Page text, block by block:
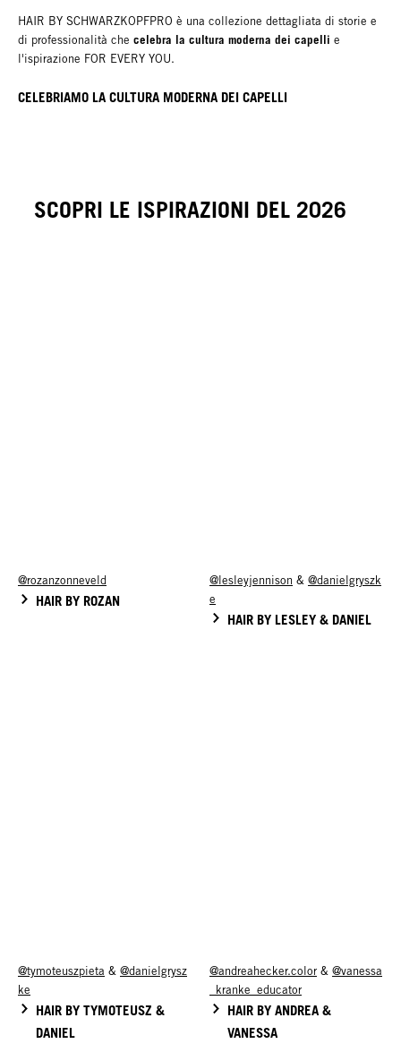
HAIR BY SCHWARZKOPFPRO è una collezione dettagliata di storie e
di professionalità che celebra la cultura moderna dei capelli e
l'ispirazione FOR EVERY YOU.
CELEBRIAMO LA CULTURA MODERNA DEI CAPELLI
SCOPRI LE ISPIRAZIONI DEL 2026
@rozanzonneveld
HAIR BY ROZAN
@lesleyjennison & @danielgryszk
e
HAIR BY LESLEY & DANIEL
@tymoteuszpieta & @danielgrysz
ke
HAIR BY TYMOTEUSZ &
DANIEL
@andreahecker.color & @vanessa
_kranke_educator
HAIR BY ANDREA &
VANESSA